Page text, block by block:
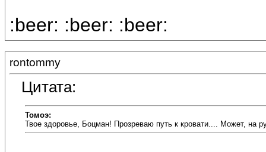
:beer: :beer: :beer:
rontommy
Цитата:
Томоэ:
Твое здоровье, Боцман! Прозреваю путь к кровати.... Может, на